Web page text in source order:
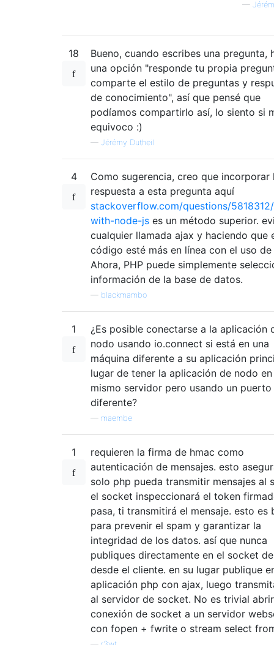
—
18
Bueno, cuando escribes una pregunta,
una opción "responde tu propia
comparte el estilo de preguntas y
de conocimiento", así que pensé que
podíamos compartirlo así, lo siento si
equivoco :)
— Jérémy Dutheil
4
Como sugerencia, creo que incorporar
respuesta a esta pregunta aquí
stackoverflow.com/questions/
with-node-js es un método superior.
cualquier llamada ajax y haciendo que
código esté más en línea con el uso de
Ahora, PHP puede simplemente
información de la base de datos.
blackmambo
1
¿Es posible conectarse a la aplicación
nodo usando io.connect si está en una
máquina diferente a su aplicación
lugar de tener la aplicación de nodo
mismo servidor pero usando un puerto
diferente?
maembe
1
requieren la firma de hmac como
autenticación de mensajes. esto
solo php pueda transmitir mensajes al
el socket inspeccionará el token
pasa, ti transmitirá el mensaje. esto es
para prevenir el spam y garantizar la
integridad de los datos. así que nunca
publiques directamente en el socket
desde el cliente. en su lugar publique
aplicación php con ajax, luego
al servidor de socket. No es trivial
conexión de socket a un servidor
con fopen + fwrite o stream select